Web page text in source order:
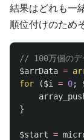
結果はどれも一
順位付けのため
// 100万個のデ
$arrData =
for
($i = 0;
}
$start =